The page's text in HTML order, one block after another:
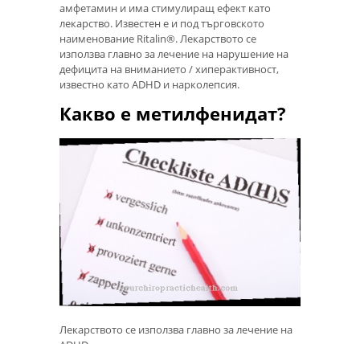
амфетамин и има стимулиращ ефект като
лекарство. Известен е и под търговското
наименование Ritalin®. Лекарството се
използва главно за лечение на нарушение на
дефицита на вниманието / хиперактивност,
известно като ADHD и нарколепсия.
Какво е метилфенидат?
Лекарството се използва главно за лечение на